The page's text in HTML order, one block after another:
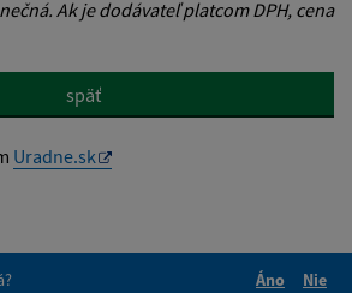
Ak je dodávateľ platcom DPH, cena
späť
Uradne.sk
Áno
Nie